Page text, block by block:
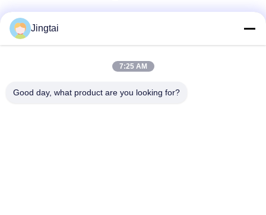
0086-755-27491128
Jingtai
7:25 AM
Good day, what product are you looking for?